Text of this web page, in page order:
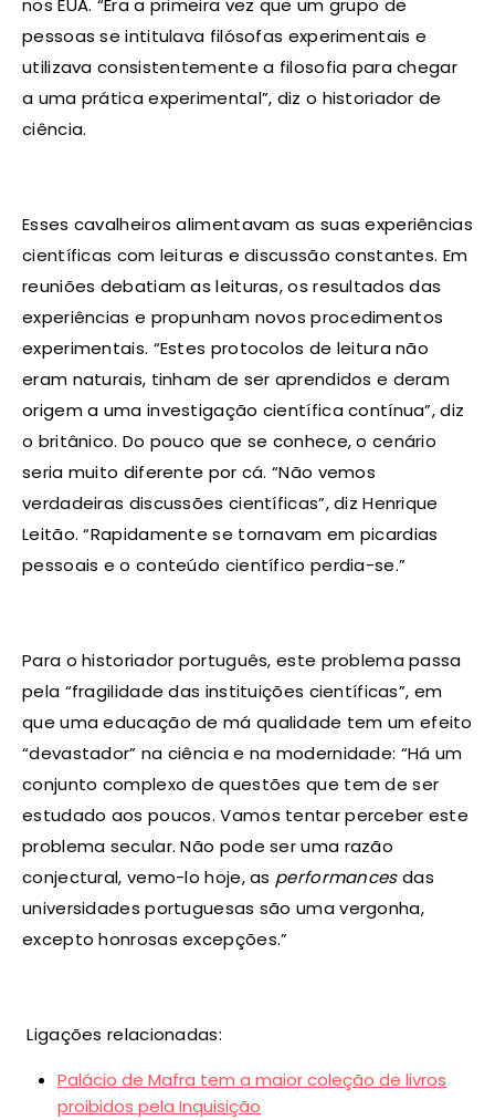
nos EUA. “Era a primeira vez que um grupo de
pessoas se intitulava filósofas experimentais e
utilizava consistentemente a filosofia para chegar
a uma prática experimental”, diz o historiador de
ciência.
Esses cavalheiros alimentavam as suas experiências
científicas com leituras e discussão constantes. Em
reuniões debatiam as leituras, os resultados das
experiências e propunham novos procedimentos
experimentais. “Estes protocolos de leitura não
eram naturais, tinham de ser aprendidos e deram
origem a uma investigação científica contínua”, diz
o britânico. Do pouco que se conhece, o cenário
seria muito diferente por cá. “Não vemos
verdadeiras discussões científicas”, diz Henrique
Leitão. “Rapidamente se tornavam em picardias
pessoais e o conteúdo científico perdia-se.”
Para o historiador português, este problema passa
pela “fragilidade das instituições científicas”, em
que uma educação de má qualidade tem um efeito
“devastador” na ciência e na modernidade: “Há um
conjunto complexo de questões que tem de ser
estudado aos poucos. Vamos tentar perceber este
problema secular. Não pode ser uma razão
conjectural, vemo-lo hoje, as performancesdas
universidades portuguesas são uma vergonha,
excepto honrosas excepções.”
Ligações relacionadas:
Palácio de Mafra tem a maior coleção de livros
proibidos pela Inquisição